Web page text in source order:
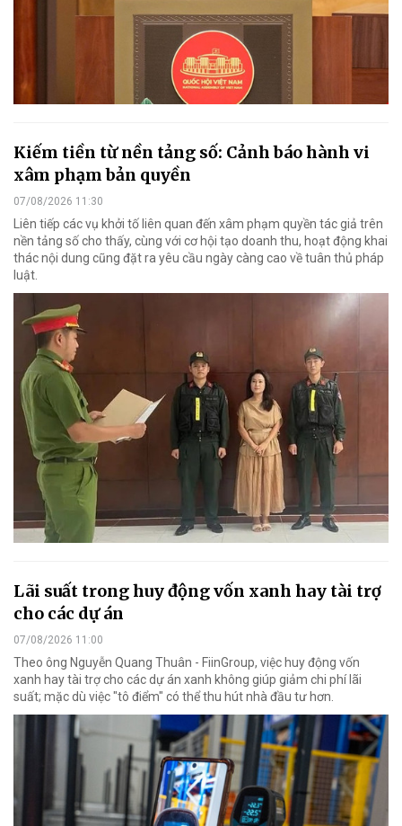
Kiếm tiền từ nền tảng số: Cảnh báo hành vi
xâm phạm bản quyền
07/08/2026 11:30
Liên tiếp các vụ khởi tố liên quan đến xâm phạm quyền tác giả trên
nền tảng số cho thấy, cùng với cơ hội tạo doanh thu, hoạt động khai
thác nội dung cũng đặt ra yêu cầu ngày càng cao về tuân thủ pháp
luật.
Lãi suất trong huy động vốn xanh hay tài trợ
cho các dự án
07/08/2026 11:00
Theo ông Nguyễn Quang Thuân - FiinGroup, việc huy động vốn
xanh hay tài trợ cho các dự án xanh không giúp giảm chi phí lãi
suất; mặc dù việc "tô điểm" có thể thu hút nhà đầu tư hơn.